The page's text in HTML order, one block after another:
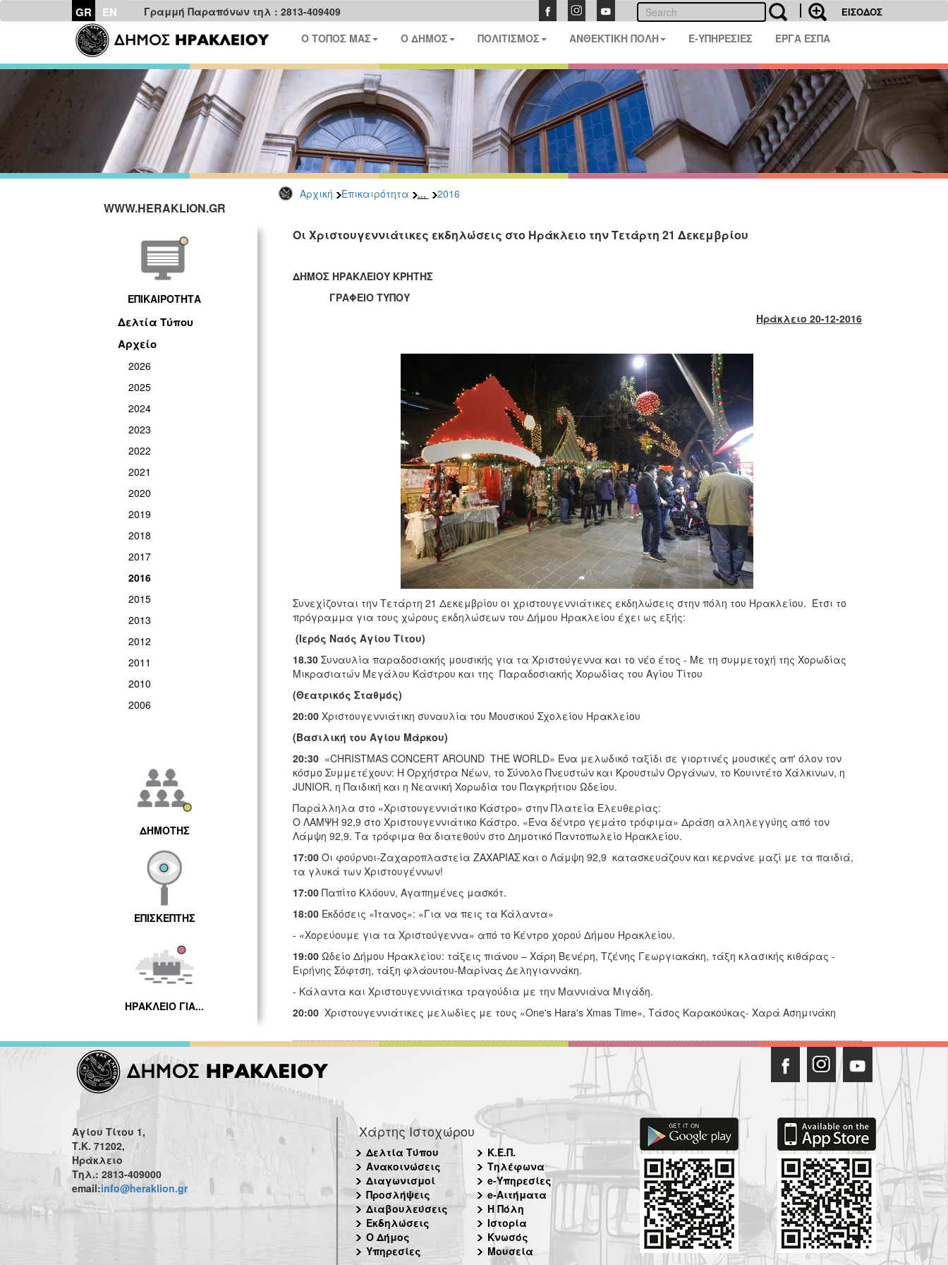
GR EN Γραμμή Παραπόνων τηλ : 2813-409409 ΕΙΣΟΔΟΣ
Ο ΤΟΠΟΣ ΜΑΣ Ο ΔΗΜΟΣ ΠΟΛΙΤΙΣΜΟΣ ΑΝΘΕΚΤΙΚΗ ΠΟΛΗ E-ΥΠΗΡΕΣΙΕΣ ΕΡΓΑ ΕΣΠΑ
Αρχική Επικαιρότητα ... 2016
WWW.HERAKLION.GR
ΕΠΙΚΑΙΡΟΤΗΤΑ
Δελτία Τύπου
Αρχείο
2026
2025
2024
2023
2022
2021
2020
2019
2018
2017
2016
2015
2013
2012
2011
2010
2006
ΔΗΜΟΤΗΣ
ΕΠΙΣΚΕΠΤΗΣ
ΗΡΑΚΛΕΙΟ ΓΙΑ...
Οι Χριστουγεννιάτικες εκδηλώσεις στο Ηράκλειο την Τετάρτη 21 Δεκεμβρίου
ΔΗΜΟΣ ΗΡΑΚΛΕΙΟΥ ΚΡΗΤΗΣ
ΓΡΑΦΕΙΟ ΤΥΠΟΥ
Ηράκλειο 20-12-2016
Συνεχίζονται την Τετάρτη 21 Δεκεμβρίου οι χριστουγεννιάτικες εκδηλώσεις στην πόλη του Ηρακλείου. Έτσι το
πρόγραμμα για τους χώρους εκδηλώσεων του Δήμου Ηρακλείου έχει ως εξής:
(Ιερός Ναός Αγίου Τίτου)
18.30Συναυλία παραδοσιακής μουσικής για τα Χριστούγεννα και το νέο έτος - Με τη συμμετοχή της Χορωδίας
Μικρασιατών Μεγάλου Κάστρου και της Παραδοσιακής Χορωδίας του Αγίου Τίτου
(Θεατρικός Σταθμός)
20:00 Χριστουγεννιάτικη συναυλία του Μουσικού Σχολείου Ηρακλείου
(Βασιλική του Αγίου Μάρκου)
20:30 «CHRISTMAS CONCERT AROUND THE WORLD» Ένα μελωδικό ταξίδι σε γιορτινές μουσικές απ' όλον τον
κόσμο Συμμετέχουν: H Ορχήστρα Νέων, το Σύνολο Πνευστών και Κρουστών Οργάνων, το Κουιντέτο Χάλκινων, η
JUNIOR, η Παιδική και η Νεανική Χορωδία του Παγκρήτιου Ωδείου.
Παράλληλα στο «Χριστουγεννιάτικο Κάστρο» στην Πλατεία Ελευθερίας:
O ΛΑΜΨΗ 92,9 στο Χριστουγεν­νιάτικο Κάστρο. «Ένα δέντρο γεμάτο τρόφιμα» Δράση αλληλεγγύης από τον
Λάμψη 92,9. Τα τρόφιμα θα διατεθούν στο Δημοτικό Παντοπωλείο Ηρακλείου.
17:00Οι φούρνοι-Ζαχαροπλαστεία ΖΑΧΑΡΙΑΣ και ο Λάμψη 92,9 κατασκευάζουν και κερνάνε μαζί με τα παιδιά,
τα γλυκά των Χριστουγέννων!
17:00Παπίτο Κλόουν, Αγαπημένες μασκότ.
18:00Εκδόσεις «Ίτανος»: «Για να πεις τα Κάλαντα»
- «Χορεύουμε για τα Χριστούγεννα» από το Κέντρο χορού Δήμου Ηρακλείου.
19:00Ωδείο Δήμου Ηρακλείου: τάξεις πιάνου – Χάρη Βενέρη, Τζένης Γεωργιακάκη, τάξη κλασικής κιθάρας -
Ειρήνης Σόφτση, τάξη φλάουτου-Μαρίνας Δεληγιαννάκη.
- Κάλαντα και Χριστουγεννιάτικα τραγούδια με την Μαννιάνα Μιγάδη.
20:00Χριστουγεννιάτικες μελωδίες με τους «One's Hara's Xmas Time», Τάσος Καρακούκας- Χαρά Ασημινάκη
Αγίου Τίτου 1,
Τ.Κ. 71202,
Ηράκλειο
Τηλ.: 2813-409000
email:info@heraklion.gr
Χάρτης Ιστοχώρου
Δελτία Τύπου
Ανακοινώσεις
Διαγωνισμοί
Προσλήψεις
Διαβουλεύσεις
Εκδηλώσεις
Ο Δήμος
Υπηρεσίες
Κ.Ε.Π.
Τηλέφωνα
e-Υπηρεσίες
e-Αιτήματα
Η Πόλη
Ιστορία
Κνωσός
Μουσεία